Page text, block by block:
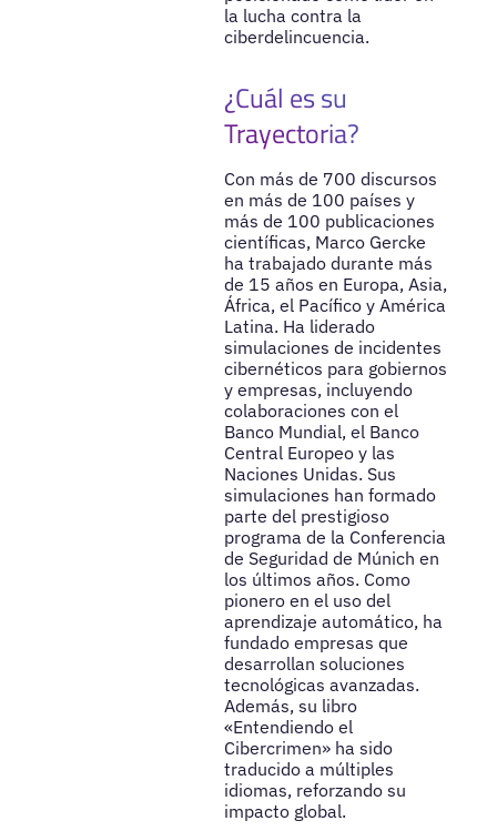
la lucha contra la
ciberdelincuencia.
¿Cuál es su
Trayectoria?
Con más de 700 discursos
en más de 100 países y
más de 100 publicaciones
científicas, Marco Gercke
ha trabajado durante más
de 15 años en Europa, Asia,
África, el Pacífico y América
Latina. Ha liderado
simulaciones de incidentes
cibernéticos para gobiernos
y empresas, incluyendo
colaboraciones con el
Banco Mundial, el Banco
Central Europeo y las
Naciones Unidas. Sus
simulaciones han formado
parte del prestigioso
programa de la Conferencia
de Seguridad de Múnich en
los últimos años. Como
pionero en el uso del
aprendizaje automático, ha
fundado empresas que
desarrollan soluciones
tecnológicas avanzadas.
Además, su libro
«Entendiendo el
Cibercrimen» ha sido
traducido a múltiples
idiomas, reforzando su
impacto global.